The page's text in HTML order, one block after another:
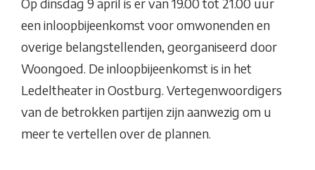
Op dinsdag 9 april is er van 19.00 tot 21.00 uur
een inloopbijeenkomst voor omwonenden en
overige belangstellenden, georganiseerd door
Woongoed. De inloopbijeenkomst is in het
Ledeltheater in Oostburg. Vertegenwoordigers
van de betrokken partijen zijn aanwezig om u
meer te vertellen over de plannen.